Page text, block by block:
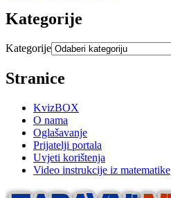
Kategorije
Kategorije
Stranice
KvizBOX
O nama
Oglašavanje
Prijatelji portala
Uvjeti korištenja
Video instrukcije iz matematike